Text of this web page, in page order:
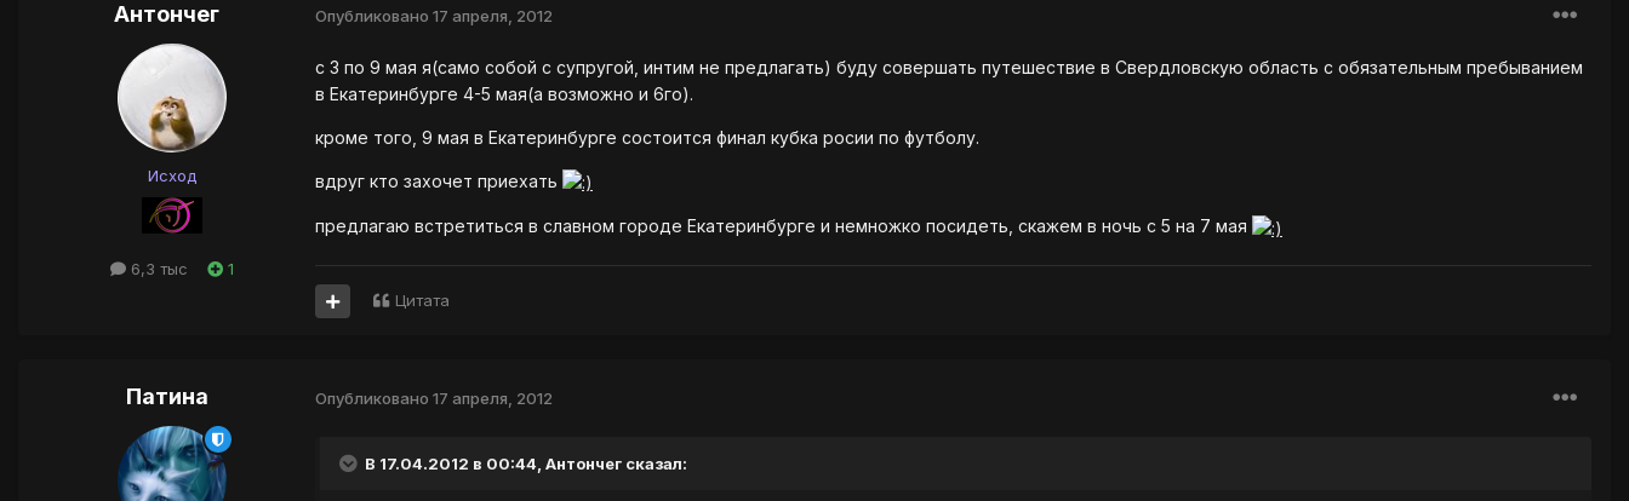
Антончег
Исход
6,3 тыс 1
Опубликовано 17 апреля, 2012
с 3 по 9 мая я(само собой с супругой, интим не предлагать) буду совершать путешествие в Свердловскую область с обязательным пребыванием
в Екатеринбурге 4-5 мая(а возможно и 6го).
кроме того, 9 мая в Екатеринбурге состоится финал кубка росии по футболу.
вдруг кто захочет приехать
предлагаю встретиться в славном городе Екатеринбурге и немножко посидеть, скажем в ночь с 5 на 7 мая
Цитата
Патина Опубликовано 17 апреля, 2012
В 17.04.2012 в 00:44, Антончег сказал: